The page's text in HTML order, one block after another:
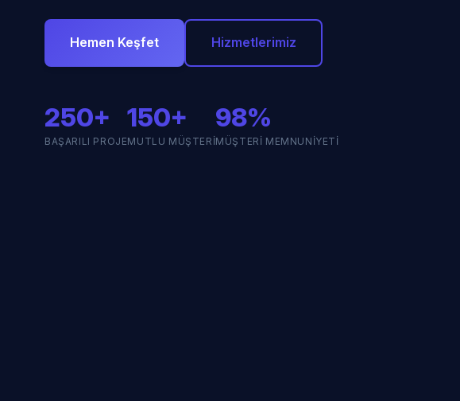
Hemen Keşfet Hizmetlerimiz
250+
BAŞARILI PROJE
150+
MUTLU MÜŞTERI
98%
MÜŞTERI MEMNUNIYETI